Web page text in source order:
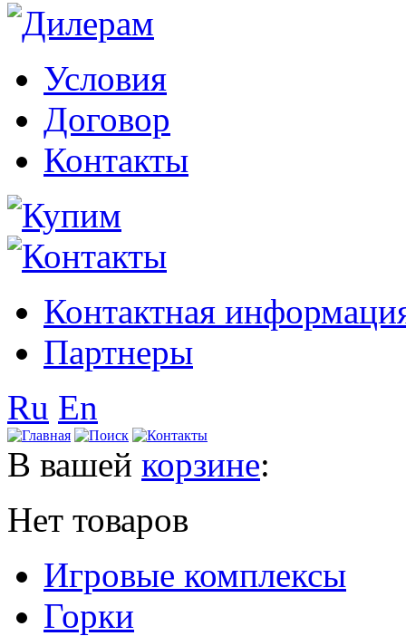
Условия
Договор
Контакты
Контактная
Партнеры
Ru En
В вашей корзине:
Нет товаров
Игровые комплексы
Горки